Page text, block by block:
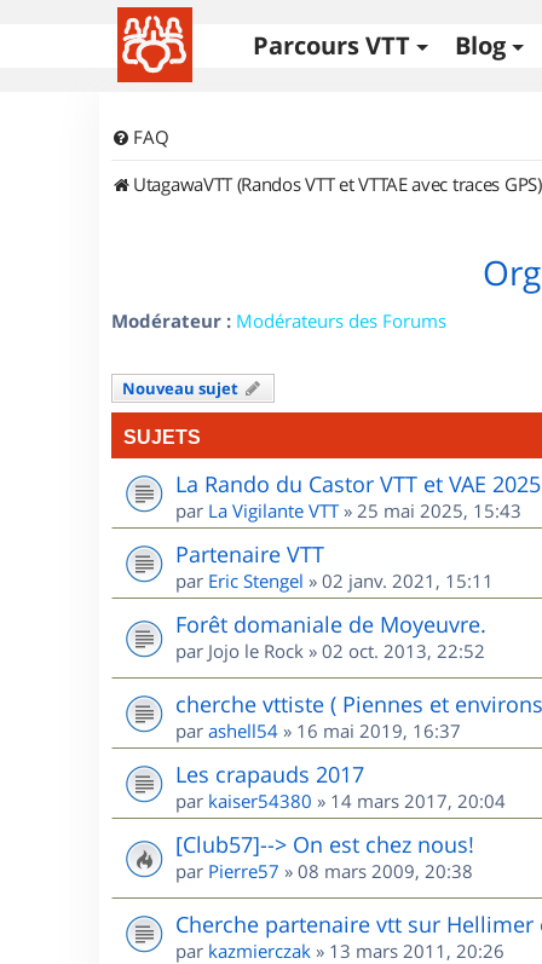
Parcours VTT Blog
FAQ
UtagawaVTT (Randos VTT et VTTAE avec traces GPS)
Modérateur : Modérateurs des Forums
Nouveau sujet
SUJETS
La Rando du Castor VTT et VAE 2025
par La Vigilante VTT» 25 mai 2025, 15:43
Partenaire VTT
par Eric Stengel » 02 janv. 2021, 15:11
Forêt domaniale de Moyeuvre.
par Jojo le Rock » 02 oct. 2013, 22:52
cherche vttiste ( Piennes et
par ashell54 » 16 mai 2019, 16:37
Les crapauds 2017
par kaiser54380 » 14 mars 2017, 20:04
[Club57]--> On est chez nous!
par Pierre57 » 08 mars 2009, 20:38
Cherche partenaire vtt sur Hellimer
par kazmierczak » 13 mars 2011, 20:26